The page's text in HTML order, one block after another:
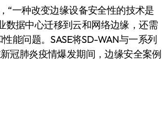
“一种改变边缘设备安全性的技术是
数据中心迁移到云和网络边缘，还需
能问题。SASE将SD-WAN与一系列
冠肺炎疫情爆发期间，边缘安全案例